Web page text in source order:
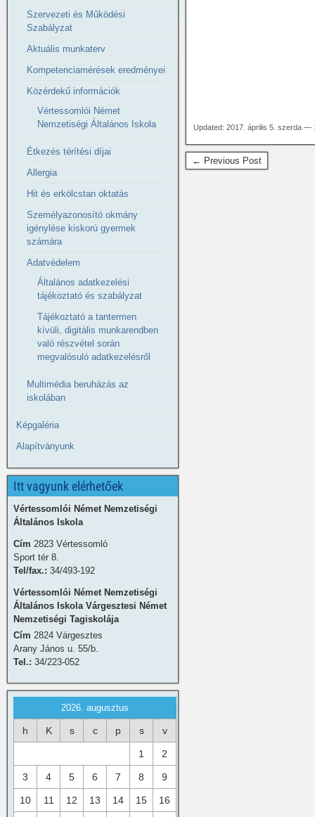
Updated: 2017. április 5. szerda —
← Previous Post
Szervezeti és Működési
Szabályzat
Aktuális munkaterv
Kompetenciamérések eredményei
Közérdekű információk
Vértessomlói Német
Nemzetiségi Általános Iskola
Étkezés térítési díjai
Allergia
Hit és erkölcstan oktatás
Személyazonosító okmány
igénylése kiskorú gyermek
számára
Adatvédelem
Általános adatkezelési
tájékoztató és szabályzat
Tájékoztató a tantermen
kívüli, digitális munkarendben
való részvétel során
megvalósuló adatkezelésről
Multimédia beruházás az
iskolában
Képgaléria
Alapítványunk
Itt vagyunk elérhetőek
Vértessomlói Német Nemzetiségi
Általános Iskola
Cím 2823 Vértessomló
Sport tér 8.
Tel/fax.: 34/493-192
Vértessomlói Német Nemzetiségi
Általános Iskola Várgesztesi Német
Nemzetiségi Tagiskolája
Cím 2824 Várgesztes
Arany János u. 55/b.
Tel.: 34/223-052
2026. augusztus
h K s c p s v
1 2
3 4 5 6 7 8 9
10 11 12 13 14 15 16